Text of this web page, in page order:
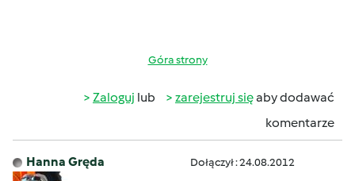
Góra strony
Zaloguj lub zarejestruj sięaby dodawać
komentarze
Hanna Gręda Dołączył : 24.08.2012